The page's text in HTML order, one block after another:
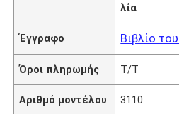
λία
Έγγραφο Βιβλίο
Όροι πληρωμής T/T
Αριθμό μοντέλου 3110